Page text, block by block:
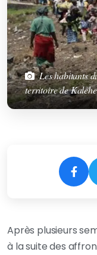
Les habitants
territoire de
Après plusieurs
à la suite des